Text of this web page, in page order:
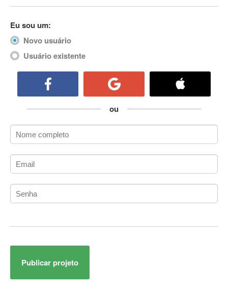
ActionScript
ActionScript 3
Active Directory
ActiveX Data Objects (ADO)
ADK
Administração Acadêmica
Administração de Artistas e Repertórios
Administração de Banco de Dados
Administração de Redes
Administrador de Sistemas
Adobe After Effects
Adobe AIR
Eu sou um:
Novo usuário
Usuário existente
ou
Publicar projeto